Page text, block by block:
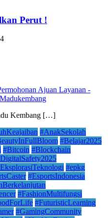
Perut !
Ajuan Layanan -
Kembang […]
#AnakSekolah
#Belajar2025
#Bitcoin #Blockchain
#epkg
#EsportsIndonesia
#FashionMultifungsi
#FuturisticLearning
#GamingCommunity